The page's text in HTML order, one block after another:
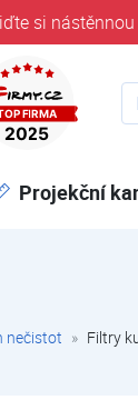
si
časem 32 let
Projekční
nečistot Filtry